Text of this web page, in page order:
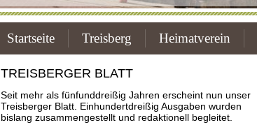
Startseite Treisberg Heimatverein
TREISBERGER BLATT
Seit mehr als fünfunddreißig Jahren erscheint nun unser
Treisberger Blatt. Einhundertdreißig Ausgaben wurden
bislang zusammengestellt und redaktionell begleitet.